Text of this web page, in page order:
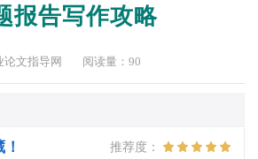
报告写作攻略
论文指导网 阅读量： 90
推荐度：